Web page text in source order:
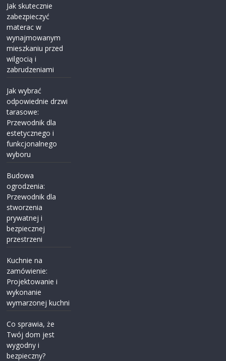
Jak skutecznie
zabezpieczyć
materac w
wynajmowanym
mieszkaniu przed
wilgocią i
zabrudzeniami
Jak wybrać
odpowiednie drzwi
tarasowe:
Przewodnik dla
estetycznego i
funkcjonalnego
wyboru
Budowa
ogrodzenia:
Przewodnik dla
stworzenia
prywatnej i
bezpiecznej
przestrzeni
Kuchnie na
zamówienie:
Projektowanie i
wykonanie
wymarzonej kuchni
Co sprawia, że
Twój dom jest
wygodny i
bezpieczny?